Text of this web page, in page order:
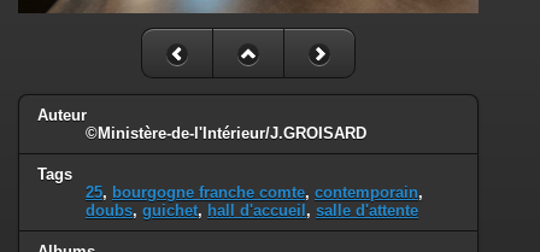
Auteur
©Ministère-de-l'Intérieur/J.GROISARD
Tags
25, bourgogne franche comte, contemporain,
doubs, guichet, hall d'accueil , salle d'attente